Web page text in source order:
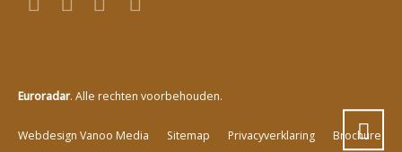
Euroradar. Alle rechten voorbehouden.
Webdesign Vanoo Media Sitemap Privacyverklaring Brochure